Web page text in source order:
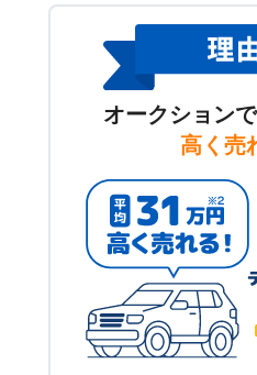
オークション
高く売